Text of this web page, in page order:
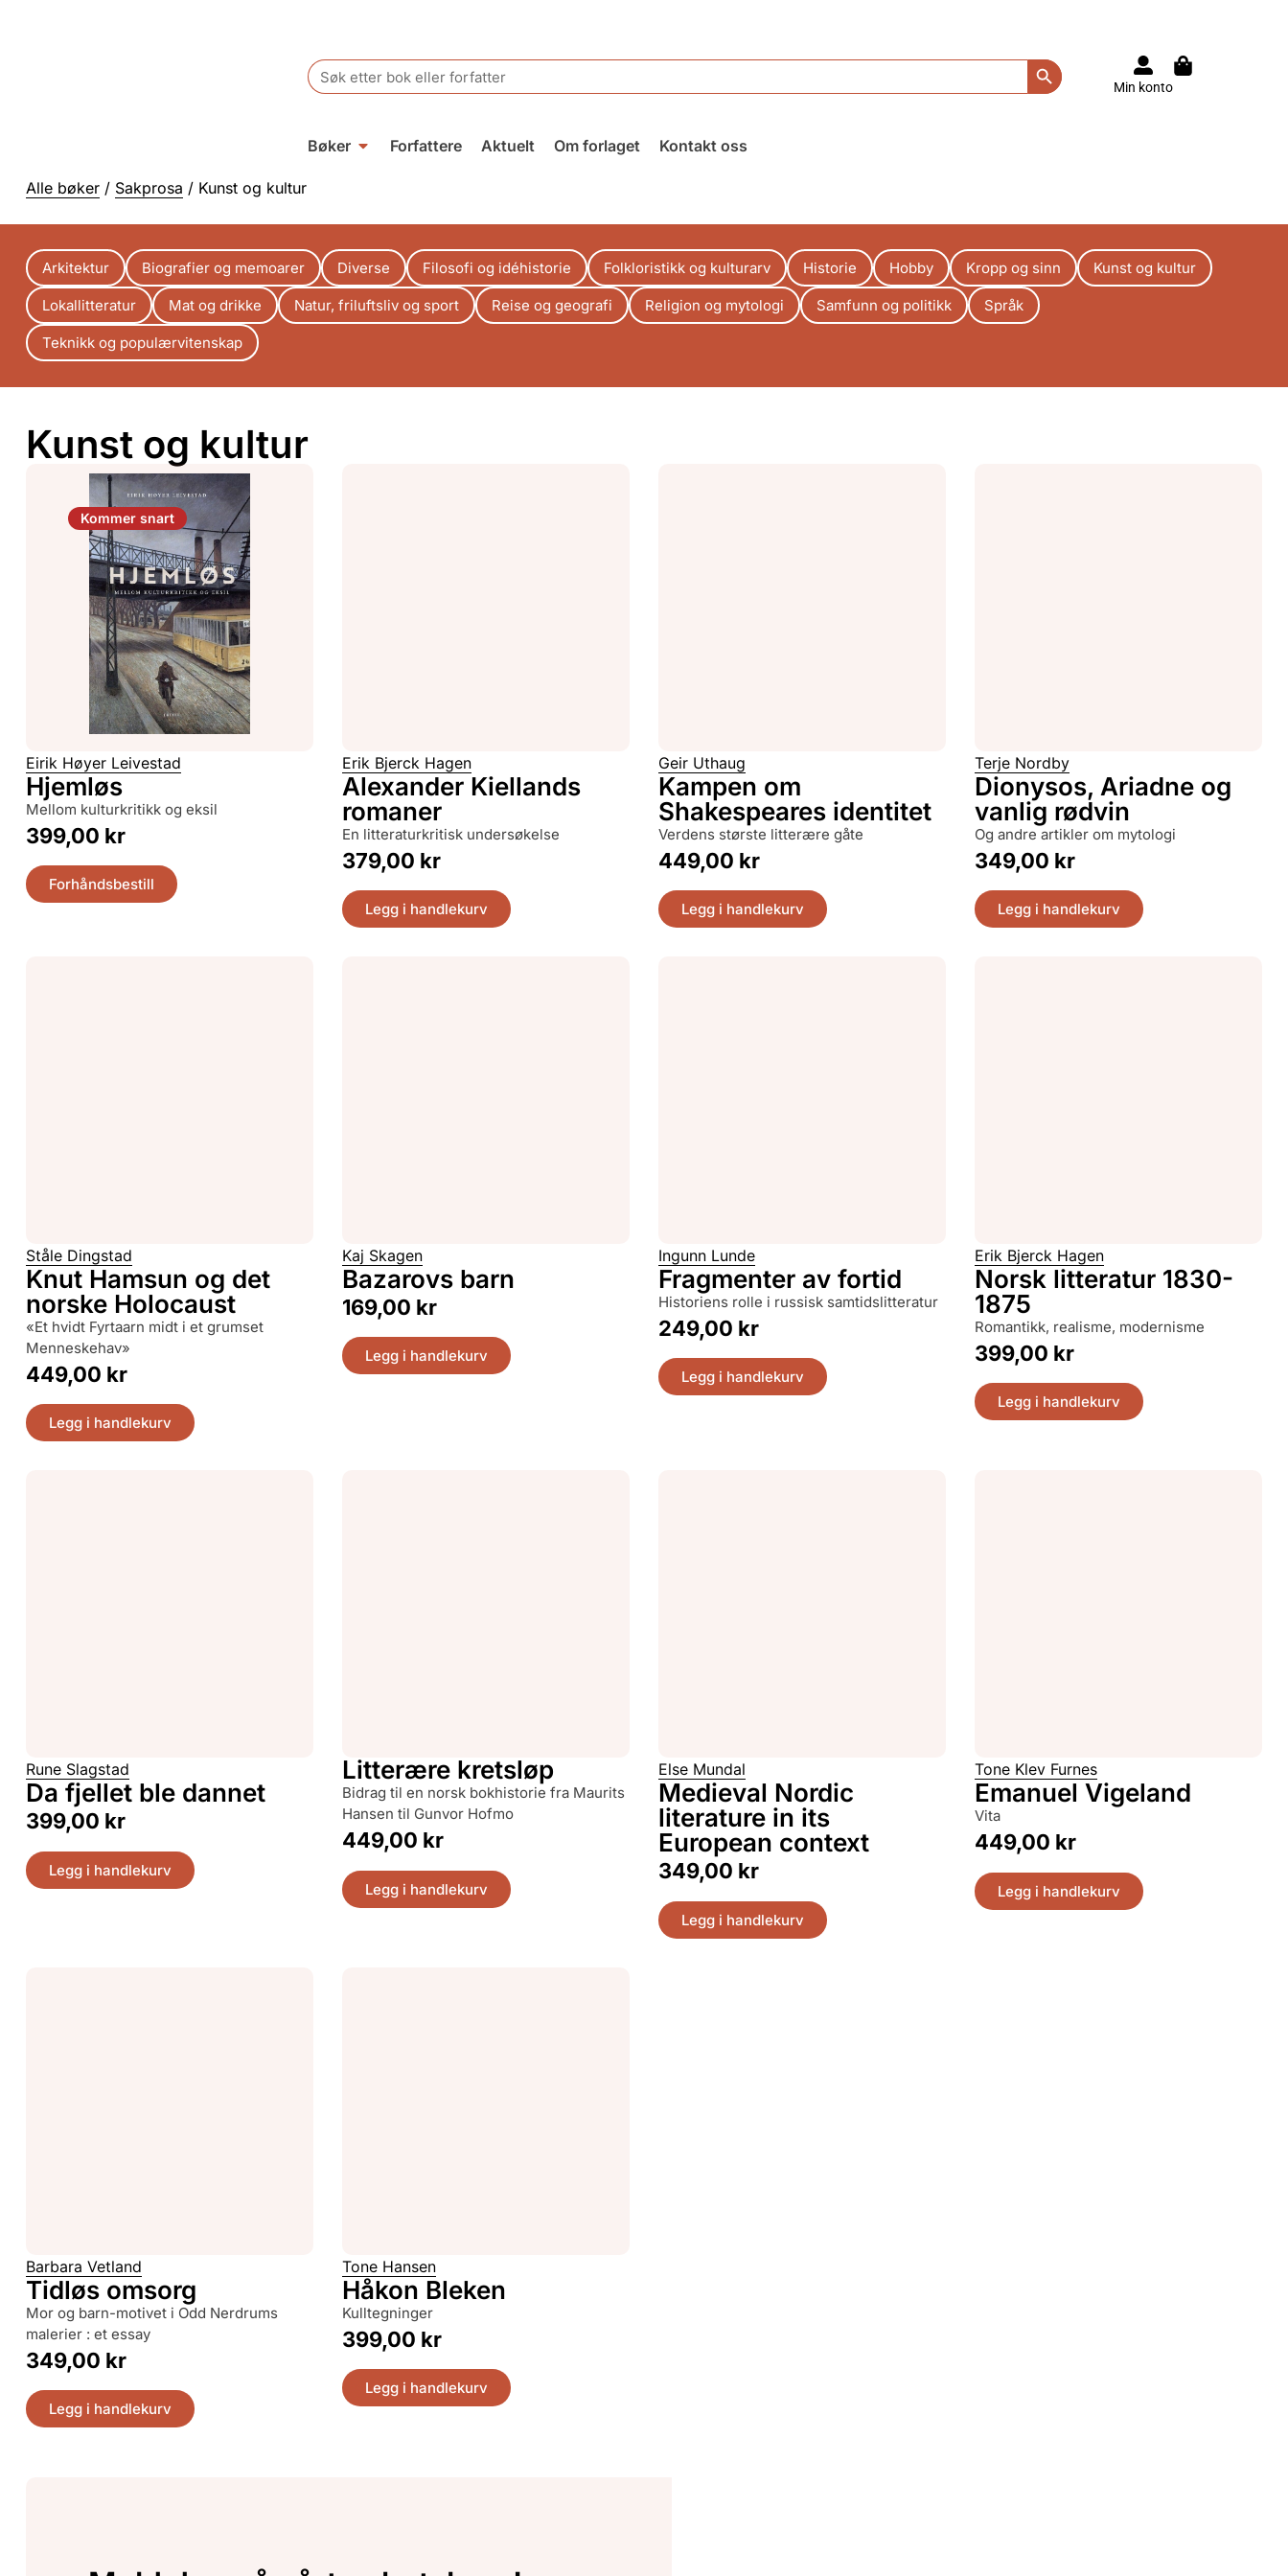
Search
for:
Search Button
Min konto
Bøker Forfattere Aktuelt Om forlaget Kontakt oss
Alle bøker / Sakprosa / Kunst og kultur
Arkitektur Biografier og memoarer Diverse Filosofi og idéhistorie Folkloristikk og kulturarv Historie Hobby Kropp og sinn Kunst og kultur
Lokallitteratur Mat og drikke Natur, friluftsliv og sport Reise og geografi Religion og mytologi Samfunn og politikk Språk
Teknikk og populærvitenskap
Kunst og kultur
Kommer snart
Eirik Høyer Leivestad
Hjemløs
mellom kulturkritikk og eksil
399,00 kr
Forhåndsbestill
Erik Bjerck Hagen
Alexander Kiellands
romaner
en litteraturkritisk undersøkelse
379,00 kr
Legg i handlekurv
Geir Uthaug
Kampen om
Shakespeares identitet
verdens største litterære gåte
449,00 kr
Legg i handlekurv
Terje Nordby
Dionysos, Ariadne og
vanlig rødvin
og andre artikler om mytologi
349,00 kr
Legg i handlekurv
Ståle Dingstad
Knut Hamsun og det
norske Holocaust
«Et hvidt Fyrtaarn midt i et grumset
Menneskehav»
449,00 kr
Legg i handlekurv
Kaj Skagen
Bazarovs barn
169,00 kr
Legg i handlekurv
Ingunn Lunde
Fragmenter av fortid
historiens rolle i russisk samtidslitteratur
249,00 kr
Legg i handlekurv
Erik Bjerck Hagen
Norsk litteratur 1830-
1875
romantikk, realisme, modernisme
399,00 kr
Legg i handlekurv
Rune Slagstad
Da fjellet ble dannet
399,00 kr
Legg i handlekurv
Litterære kretsløp
bidrag til en norsk bokhistorie fra Maurits
Hansen til Gunvor Hofmo
449,00 kr
Legg i handlekurv
Else Mundal
Medieval Nordic
literature in its
European context
349,00 kr
Legg i handlekurv
Tone Klev Furnes
Emanuel Vigeland
vita
449,00 kr
Legg i handlekurv
Barbara Vetland
Tidløs omsorg
mor og barn-motivet i Odd Nerdrums
malerier : et essay
349,00 kr
Legg i handlekurv
Tone Hansen
Håkon Bleken
kulltegninger
399,00 kr
Legg i handlekurv